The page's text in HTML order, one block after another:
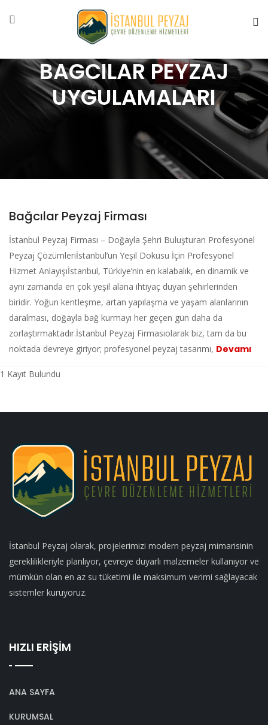
BAGCILAR PEYZAJ
UYGULAMALARI
Bağcılar Peyzaj Firması
İstanbul Peyzaj Firması – Doğayla Şehri Buluşturan Profesyonel
Peyzaj Çözümleriİstanbul’un Yeşil Dokusu İçin Profesyonel
Hizmet Anlayışıİstanbul, Türkiye’nin en kalabalık, en dinamik ve
aynı zamanda en çok yeşil alana ihtiyaç duyan şehirlerinden
biridir. Yoğun kentleşme, artan yapılaşma ve yaşam alanlarının
daralması, doğayla bağ kurmayı her geçen gün daha da
zorlaştırmaktadır.İstanbul Peyzaj Firmasıolarak biz, tam da bu
noktada devreye giriyor; profesyonel peyzaj tasarımı, Devamı
1 Kayıt Bulundu
İstanbul Peyzaj olarak, projelerimizi modern peyzaj mimarisinin
gereklilikleriyle planlıyor, çevreye duyarlı malzemeler kullanıyor ve
mümkün olan en az su tüketimi ile maksimum verimi sağlayacak
sistemler kuruyoruz.
HIZLI ERİŞİM
ANA SAYFA
KURUMSAL